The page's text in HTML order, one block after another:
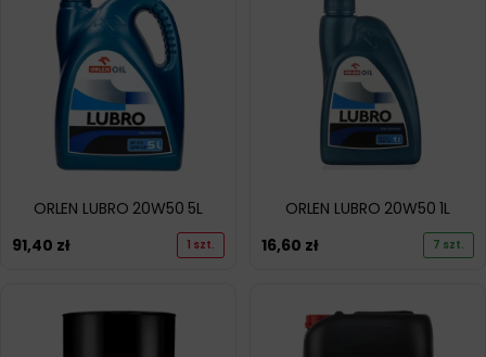
ORLEN LUBRO 20W50 5L
91,40 zł 1 szt.
ORLEN LUBRO 20W50 1L
16,60 zł 7 szt.